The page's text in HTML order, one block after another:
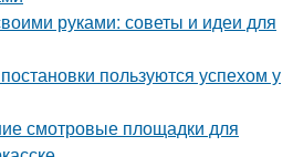
руками: советы и идеи для
пользуются успехом у
смотровые площадки для